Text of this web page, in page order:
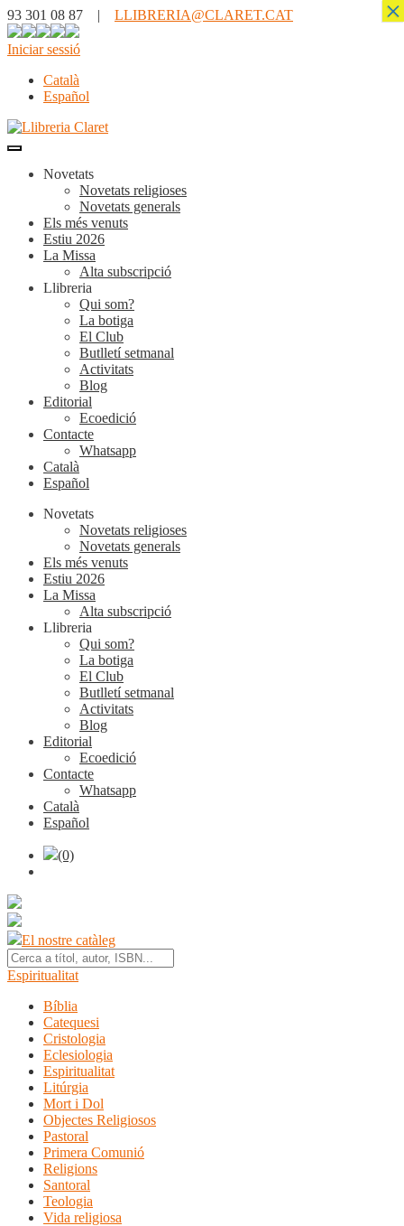
93 301 08 87 | LLIBRERIA@CLARET.CAT
Iniciar sessió
Català
Español
Novetats
Novetats religioses
Novetats generals
Els més venuts
Estiu 2026
La Missa
Alta subscripció
Llibreria
Qui som?
La botiga
El Club
Butlletí setmanal
Activitats
Blog
Editorial
Ecoedició
Contacte
Whatsapp
Català
Español
Novetats
Novetats religioses
Novetats generals
Els més venuts
Estiu 2026
La Missa
Alta subscripció
Llibreria
Qui som?
La botiga
El Club
Butlletí setmanal
Activitats
Blog
Editorial
Ecoedició
Contacte
Whatsapp
Català
Español
(0)
El nostre catàleg
Espiritualitat
Bíblia
Catequesi
Cristologia
Eclesiologia
Espiritualitat
Litúrgia
Mort i Dol
Objectes Religiosos
Pastoral
Primera Comunió
Religions
Santoral
Teologia
Vida religiosa
×